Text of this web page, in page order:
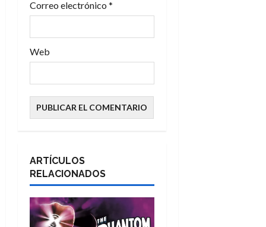
s
Correo electrónico *
Web
ARTÍCULOS
RELACIONADOS